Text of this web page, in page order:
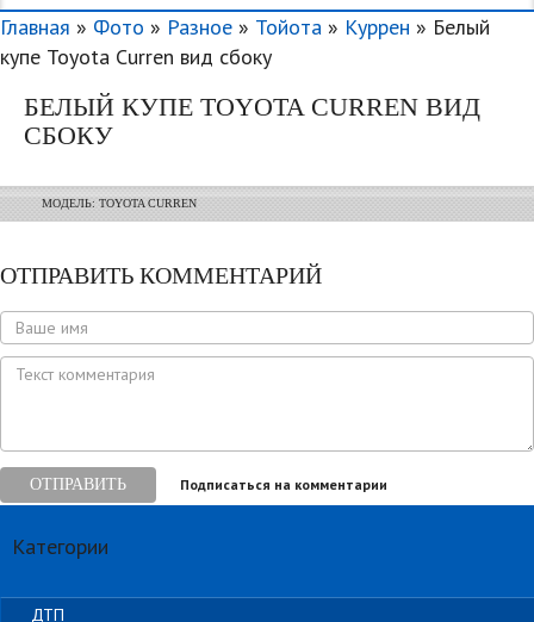
Главная » Фото » Разное » Тойота » Куррен » Белый
купе Toyota Curren вид сбоку
БЕЛЫЙ КУПЕ TOYOTA CURREN ВИД
СБОКУ
МОДЕЛЬ: TOYOTA CURREN
ОТПРАВИТЬ КОММЕНТАРИЙ
ОТПРАВИТЬ Подписаться на комментарии
Категории
ДТП